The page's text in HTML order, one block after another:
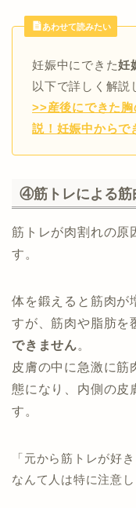
あわせて読みたい
妊娠中にできた妊
以下で詳しく解説
>>産後にできた
説！妊娠中からで
④筋トレによる筋
筋トレが肉割れの原
す。
体を鍛えると筋肉が
すが、筋肉や脂肪を
できません。
皮膚の中に急激に筋
態になり、内側の皮
す。
「元から筋トレが好
なんて人は特に注意し